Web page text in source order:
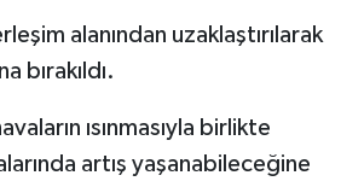
alanından uzaklaştırılarak
bırakıldı.
ısınmasıyla birlikte
artış yaşanabileceğine